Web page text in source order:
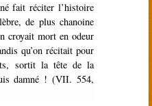
de plus chanoine
croyait mort en odeur
qu’on récitait pour
sortit la tête de la
damné ! (VII. 554,